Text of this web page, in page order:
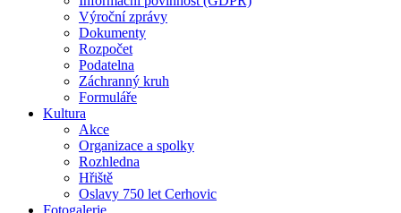
Výroční zprávy
Dokumenty
Rozpočet
Podatelna
Záchranný kruh
Formuláře
Kultura
Akce
Organizace a spolky
Rozhledna
Hřiště
Oslavy 750 let Cerhovic
Fotogalerie